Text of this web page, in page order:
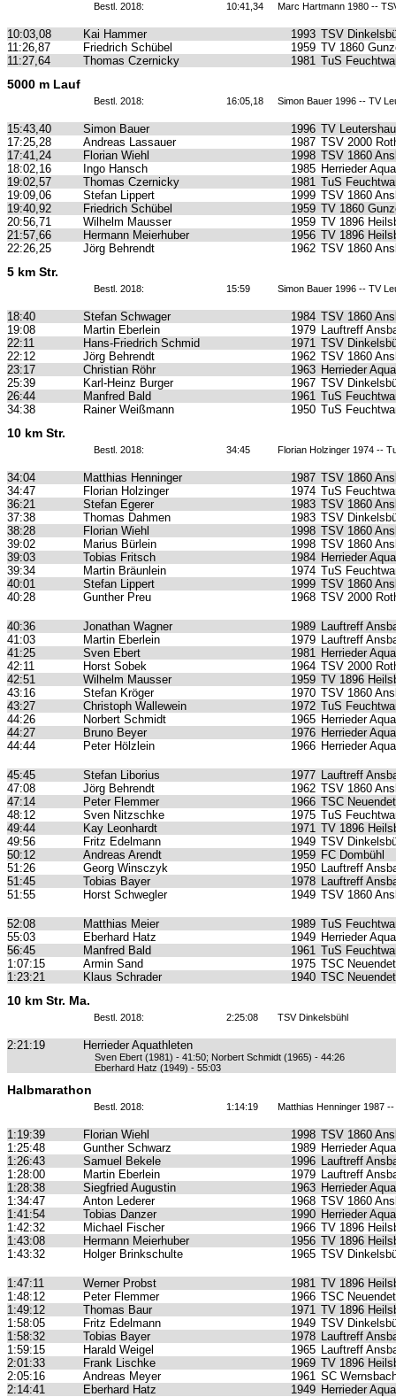
Bestl. 2018: 10:41,34 Marc Hartmann 1980 --
10:03,08 Kai Hammer 1993 TSV
11:26,87
Friedrich Schübel 1959 TV 1860
11:27,64
Thomas Czernicky 1981 TuS
5000 m Lauf
Bestl. 2018: 16:05,18 Simon Bauer 1996 -- TV
15:43,40 Simon Bauer 1996 TV
17:25,28
Andreas Lassauer 1987 TSV 2000
17:41,24
Florian Wiehl 1998 TSV 1860
18:02,16
Ingo Hansch 1985 Herrieder
19:02,57
Thomas Czernicky 1981 TuS
19:09,06
Stefan Lippert 1999 TSV 1860
19:40,92
Friedrich Schübel 1959 TV 1860
20:56,71
Wilhelm Mausser 1959 TV 1896
21:57,66
Hermann Meierhuber 1956 TV 1896
22:26,25
Jörg Behrendt 1962 TSV 1860
5 km Str.
Bestl. 2018: 15:59 Simon Bauer 1996 -- TV
18:40 Stefan Schwager 1984 TSV 1860
19:08
Martin Eberlein 1979 Lauftreff
22:11
Hans-Friedrich Schmid 1971 TSV
22:12
Jörg Behrendt 1962 TSV 1860
23:17
Christian Röhr 1963 Herrieder
25:39
Karl-Heinz Burger 1967 TSV
26:44
Manfred Bald 1961 TuS
34:38
Rainer Weißmann 1950 TuS
10 km Str.
Bestl. 2018: 34:45 Florian Holzinger 1974 --
34:04 Matthias Henninger 1987 TSV 1860
34:47
Florian Holzinger 1974 TuS
36:21
Stefan Egerer 1983 TSV 1860
37:38
Thomas Dahmen 1983 TSV
38:28
Florian Wiehl 1998 TSV 1860
39:02
Marius Bürlein 1998 TSV 1860
39:03
Tobias Fritsch 1984 Herrieder
39:34
Martin Bräunlein 1974 TuS
40:01
Stefan Lippert 1999 TSV 1860
40:28
Gunther Preu 1968 TSV 2000
40:36 Jonathan Wagner 1989 Lauftreff
41:03
Martin Eberlein 1979 Lauftreff
41:25
Sven Ebert 1981 Herrieder
42:11
Horst Sobek 1964 TSV 2000
42:51
Wilhelm Mausser 1959 TV 1896
43:16
Stefan Kröger 1970 TSV 1860
43:27
Christoph Wallewein 1972 TuS
44:26
Norbert Schmidt 1965 Herrieder
44:27
Bruno Beyer 1976 Herrieder
44:44
Peter Hölzlein 1966 Herrieder
45:45 Stefan Liborius 1977 Lauftreff
47:08
Jörg Behrendt 1962 TSV 1860
47:14
Peter Flemmer 1966 TSC
48:12
Sven Nitzschke 1975 TuS
49:44
Kay Leonhardt 1971 TV 1896
49:56
Fritz Edelmann 1949 TSV
50:12
Andreas Arendt 1959 FC Dombühl
51:26
Georg Winsczyk 1950 Lauftreff
51:45
Tobias Bayer 1978 Lauftreff
51:55
Horst Schwegler 1949 TSV 1860
52:08 Matthias Meier 1989 TuS
55:03
Eberhard Hatz 1949 Herrieder
56:45
Manfred Bald 1961 TuS
1:07:15
Armin Sand 1975 TSC
1:23:21
Klaus Schrader 1940 TSC
10 km Str. Ma.
Bestl. 2018: 2:25:08 TSV Dinkelsbühl
2:21:19 Herrieder Aquathleten
Sven Ebert (1981) - 41:50; Norbert Schmidt (1965) - 44:26
Eberhard Hatz (1949) - 55:03
Halbmarathon
Bestl. 2018: 1:14:19 Matthias Henninger 1987
1:19:39 Florian Wiehl 1998 TSV 1860
1:25:48
Gunther Schwarz 1989 Herrieder
1:26:43
Samuel Bekele 1996 Lauftreff
1:28:00
Martin Eberlein 1979 Lauftreff
1:28:38
Siegfried Augustin 1963 Herrieder
1:34:47
Anton Lederer 1968 TSV 1860
1:41:54
Tobias Danzer 1990 Herrieder
1:42:32
Michael Fischer 1966 TV 1896
1:43:08
Hermann Meierhuber 1956 TV 1896
1:43:32
Holger Brinkschulte 1965 TSV
1:47:11 Werner Probst 1981 TV 1896
1:48:12
Peter Flemmer 1966 TSC
1:49:12
Thomas Baur 1971 TV 1896
1:58:05
Fritz Edelmann 1949 TSV
1:58:32
Tobias Bayer 1978 Lauftreff
1:59:15
Harald Weigel 1965 Lauftreff
2:01:33
Frank Lischke 1969 TV 1896
2:05:16
Andreas Meyer 1961 SC
2:14:41
Eberhard Hatz 1949 Herrieder